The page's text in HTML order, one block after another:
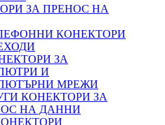
ЗА ПРЕНОС НА
КОНЕКТОРИ
ЗА
И
МРЕЖИ
КОНЕКТОРИ ЗА
НА ДАННИ